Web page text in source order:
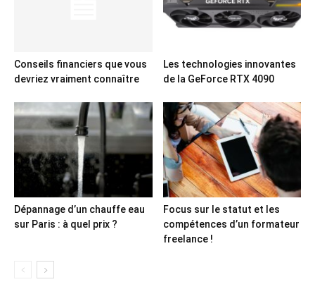
Conseils financiers que vous
devriez vraiment connaître
Les technologies innovantes
de la GeForce RTX 4090
Dépannage d’un chauffe eau
sur Paris : à quel prix ?
Focus sur le statut et les
compétences d’un formateur
freelance !